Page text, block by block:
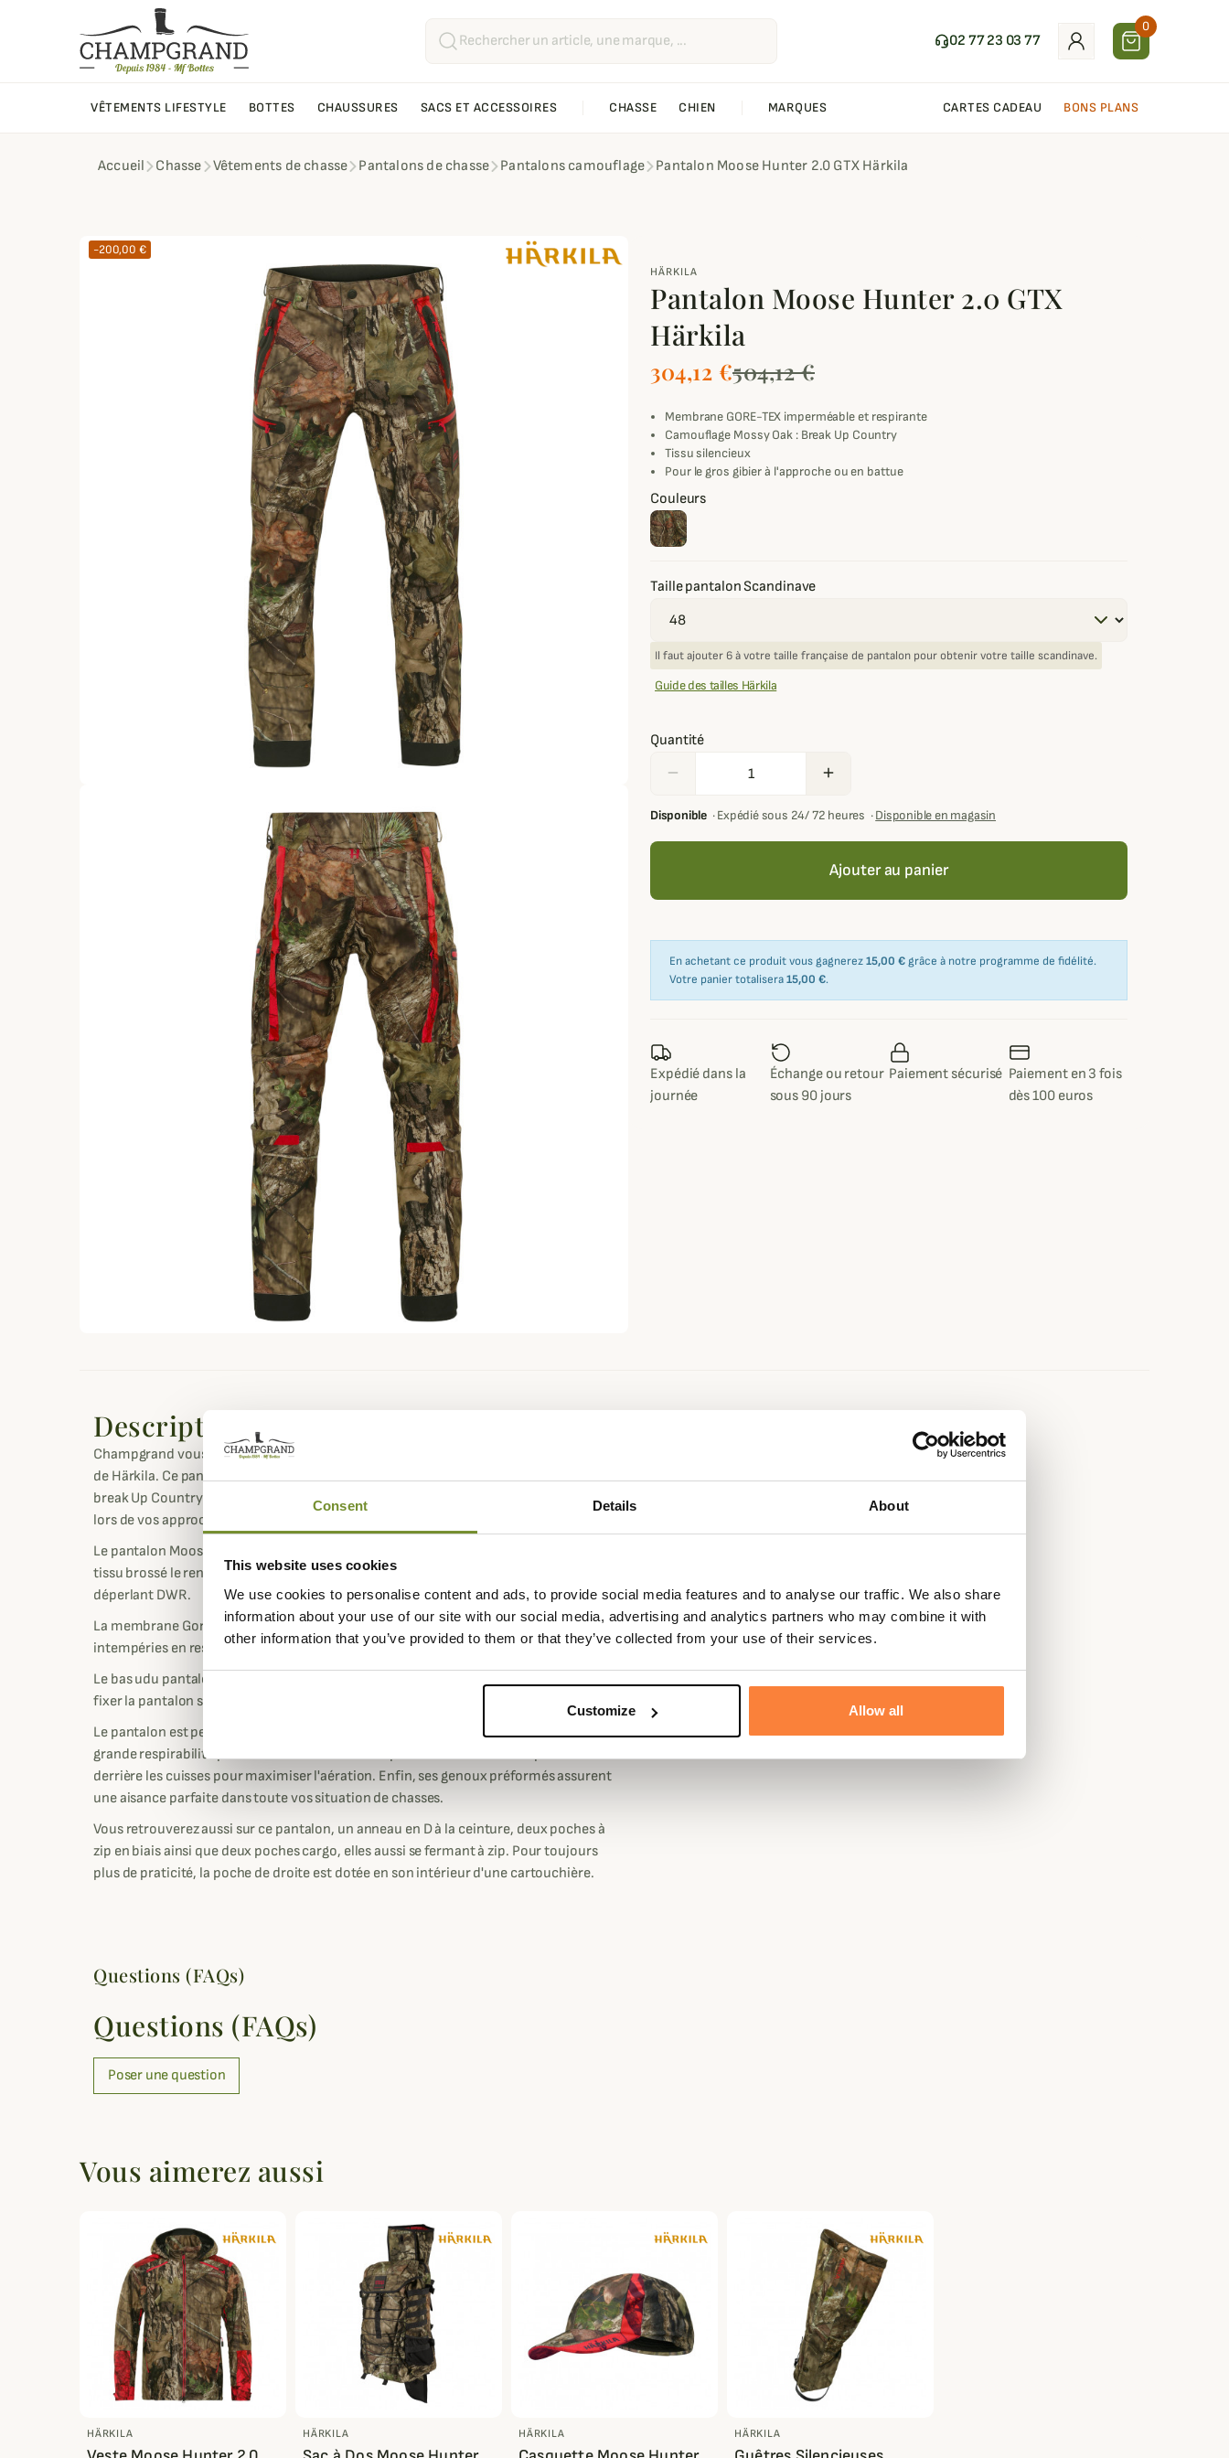
Consent Details About
This website uses cookies
We use cookies to personalise content and ads, to provide social media features and to analyse our traffic. We also share
information about your use of our site with our social media, advertising and analytics partners who may combine it with
other information that you’ve provided to them or that they’ve collected from your use of their services.
Customize Allow all
02 77 23 03 77
0
VÊTEMENTS LIFESTYLE BOTTES CHAUSSURES SACS ET ACCESSOIRES CHASSE CHIEN MARQUES CARTES CADEAU BONS PLANS
Accueil Chasse Vêtements de chasse Pantalons de chasse Pantalons camouflage Pantalon Moose Hunter 2.0 GTX Härkila
-200,00 €
HÄRKILA
Pantalon Moose Hunter 2.0 GTX
Härkila
304,12 €504,12 €
Membrane GORE-TEX imperméable et respirante
Camouflage Mossy Oak : Break Up Country
Tissu silencieux
Pour le gros gibier à l'approche ou en battue
Couleurs
Taille pantalon Scandinave
Il faut ajouter 6 à votre taille française de pantalon pour obtenir votre taille scandinave.
Guide des tailles Härkila
Quantité
remove add
Disponible ·Expédié sous 24/ 72 heures ·Disponible en magasin
Ajouter au panier
En achetant ce produit vous gagnerez15,00 € grâce à notre programme de fidélité.
Votre panier totalisera15,00 €.
Expédié dans la
journée
Échange ou retour
sous 90 jours
Paiement sécurisé Paiement en 3 fois
dès 100 euros
Description
Champgrand vous propose le pantalon de chasse technique Moose Hunter 2.0 GTX
de Härkila. Ce pantalon de chasse d'exception est doté du camouflage Mossy Oak
break Up Country sur lequel vous pourrez compter pour une discrétion maximale
lors de vos approches et de vos chasses au poste.
Le pantalon Moose Hunter 2.0, autant unique que polyvalent est fabriqué dan un
tissu brossé le rendant silencieux. En outre, il a aussi bénéficié d'un traitement
déperlant DWR.
La membrane Gore-Tex en double couche vous permettra d'affronter tous les
intempéries en restant au sec.
Le bas udu pantalon dispose de renforts en Cordura mais aussi de crochets pour
fixer la pantalon sur vos chaussures de chasse pour un excellent maintien.
Le pantalon est pensée pour la chasse active, sa doublure en tissu maillé offrira une
grande respirabilité pour évacuer l'humidité. De plus des ouvertures à zip se situent
derrière les cuisses pour maximiser l'aération. Enfin, ses genoux préformés assurent
une aisance parfaite dans toute vos situation de chasses.
Vous retrouverez aussi sur ce pantalon, un anneau en D à la ceinture, deux poches à
zip en biais ainsi que deux poches cargo, elles aussi se fermant à zip. Pour toujours
plus de praticité, la poche de droite est dotée en son intérieur d'une cartouchière.
Camouflage Mossy Oak : Break UP Country
Matière Polyester
Questions (FAQs)
Questions (FAQs)
Poser une question
Vous aimerez aussi
HÄRKILA HÄRKILA HÄRKILA HÄRKILA